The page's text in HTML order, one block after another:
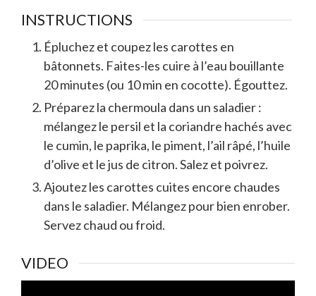
INSTRUCTIONS
Épluchez et coupez les carottes en
bâtonnets. Faites-les cuire à l’eau bouillante
20 minutes (ou 10 min en cocotte). Égouttez.
Préparez la chermoula dans un saladier :
mélangez le persil et la coriandre hachés avec
le cumin, le paprika, le piment, l’ail râpé, l’huile
d’olive et le jus de citron. Salez et poivrez.
Ajoutez les carottes cuites encore chaudes
dans le saladier. Mélangez pour bien enrober.
Servez chaud ou froid.
VIDEO